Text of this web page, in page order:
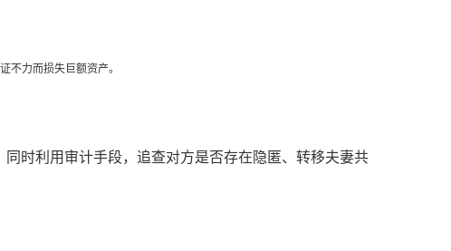
不力而损失巨额资产。
时利用审计手段，追查对方是否存在隐匿、转移夫妻共